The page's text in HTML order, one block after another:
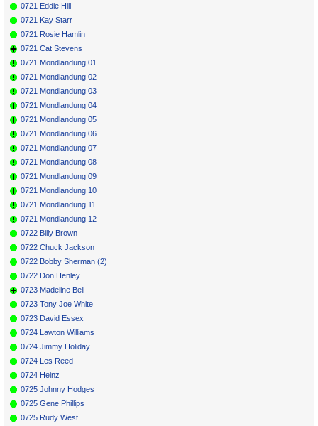
0721 Eddie Hill
0721 Kay Starr
0721 Rosie Hamlin
0721 Cat Stevens
0721 Mondlandung 01
0721 Mondlandung 02
0721 Mondlandung 03
0721 Mondlandung 04
0721 Mondlandung 05
0721 Mondlandung 06
0721 Mondlandung 07
0721 Mondlandung 08
0721 Mondlandung 09
0721 Mondlandung 10
0721 Mondlandung 11
0721 Mondlandung 12
0722 Billy Brown
0722 Chuck Jackson
0722 Bobby Sherman (2)
0722 Don Henley
0723 Madeline Bell
0723 Tony Joe White
0723 David Essex
0724 Lawton Williams
0724 Jimmy Holiday
0724 Les Reed
0724 Heinz
0725 Johnny Hodges
0725 Gene Phillips
0725 Rudy West